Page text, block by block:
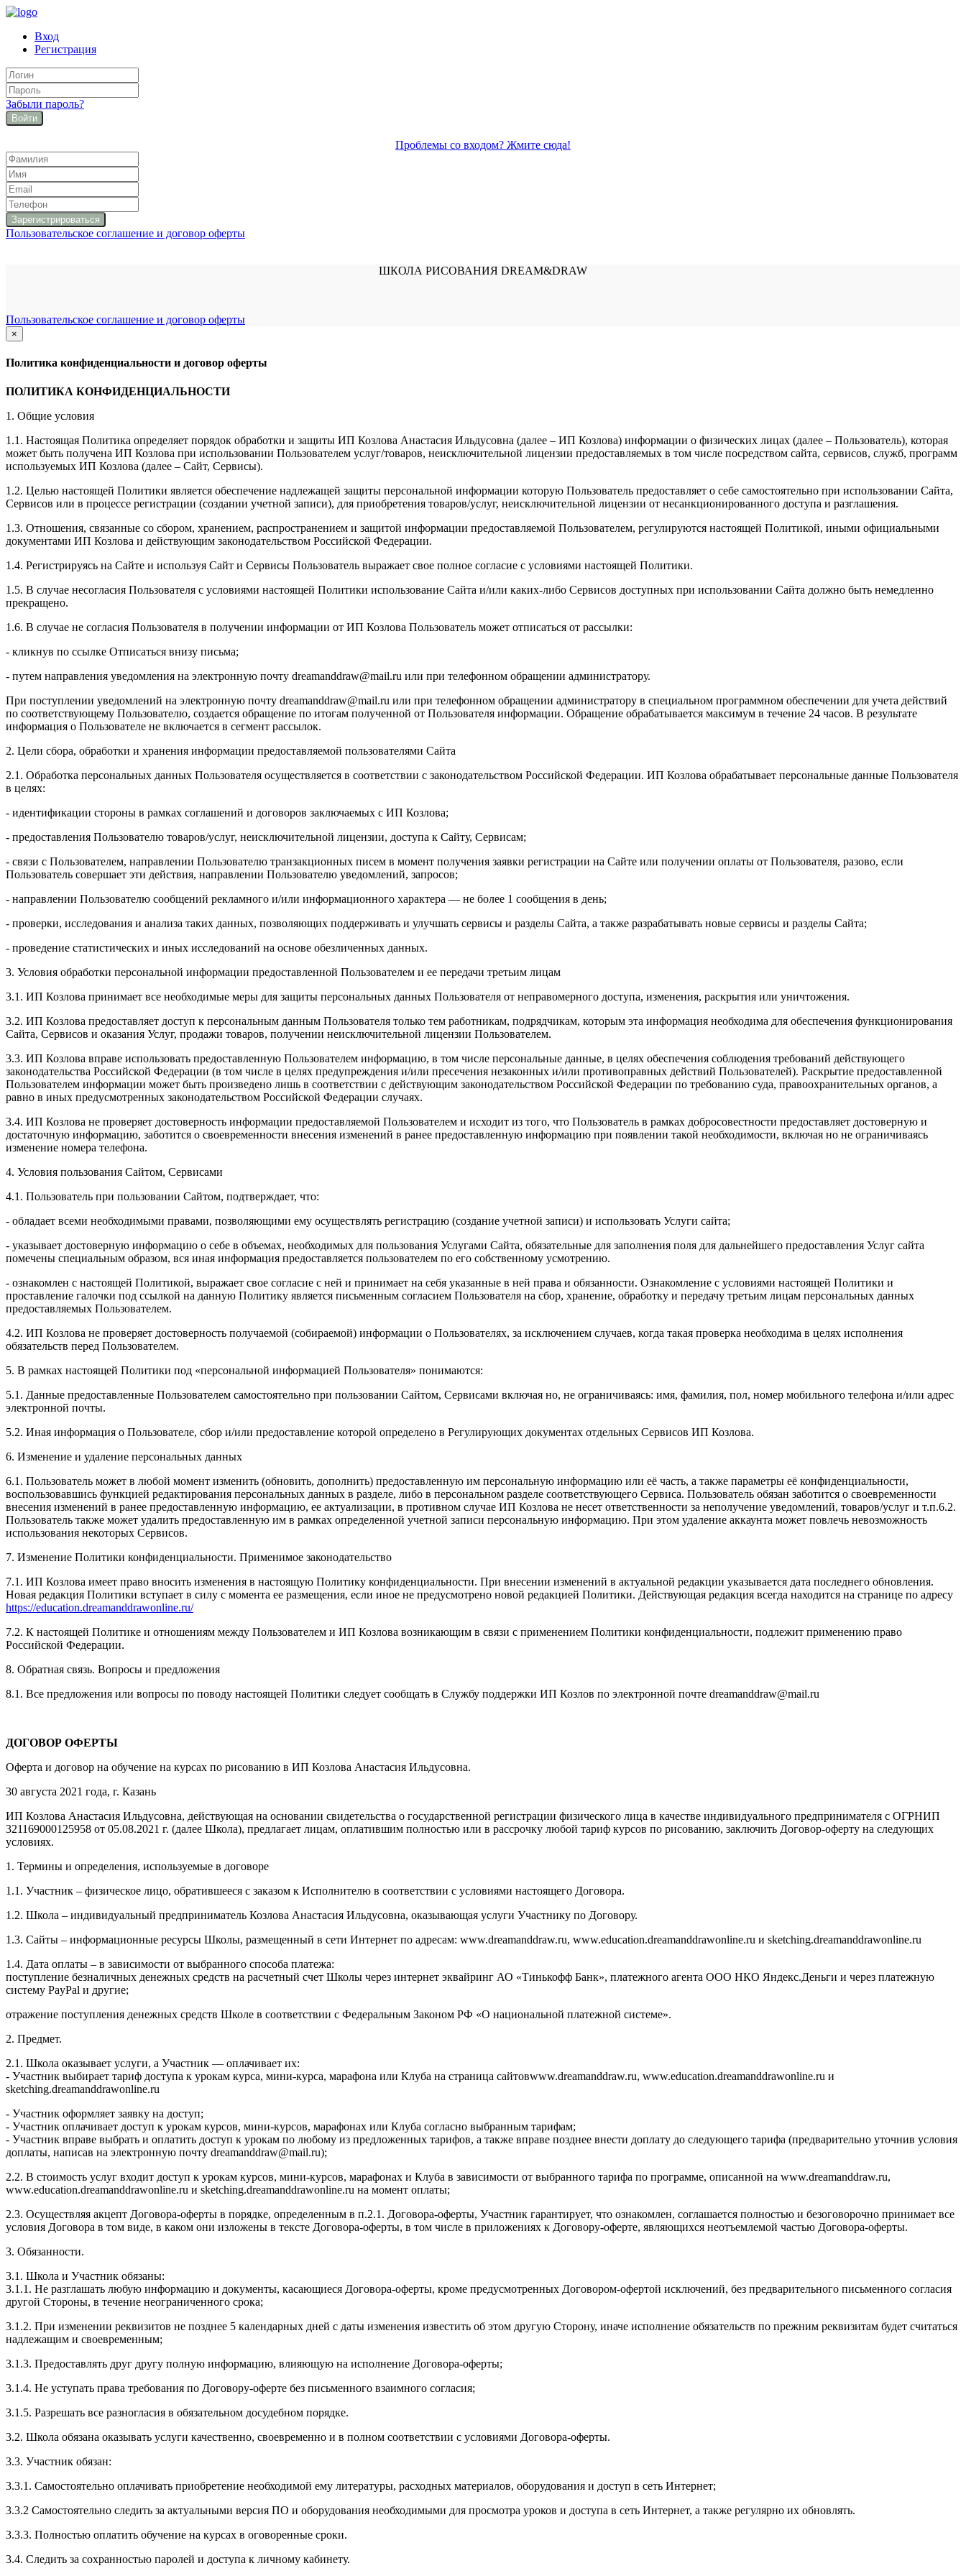
Вход
Регистрация
Забыли пароль?
Войти
Проблемы со входом? Жмите сюда!
Пользовательское соглашение и договор оферты
ШКОЛА РИСОВАНИЯ DREAM&DRAW
Пользовательское соглашение и договор оферты
×
закрыть
Политика конфиденциальности и договор оферты
ПОЛИТИКА КОНФИДЕНЦИАЛЬНОСТИ
1. Общие условия
1.1. Настоящая Политика определяет порядок обработки и защиты ИП Козлова Анастасия Ильдусовна (далее – ИП Козлова) информации о физических лицах (далее – Пользователь), которая
может быть получена ИП Козлова при использовании Пользователем услуг/товаров, неисключительной лицензии предоставляемых в том числе посредством сайта, сервисов, служб, программ
используемых ИП Козлова (далее – Сайт, Сервисы).
1.2. Целью настоящей Политики является обеспечение надлежащей защиты персональной информации которую Пользователь предоставляет о себе самостоятельно при использовании Сайта,
Сервисов или в процессе регистрации (создании учетной записи), для приобретения товаров/услуг, неисключительной лицензии от несанкционированного доступа и разглашения.
1.3. Отношения, связанные со сбором, хранением, распространением и защитой информации предоставляемой Пользователем, регулируются настоящей Политикой, иными официальными
документами ИП Козловa и действующим законодательством Российской Федерации.
1.4. Регистрируясь на Сайте и используя Сайт и Сервисы Пользователь выражает свое полное согласие с условиями настоящей Политики.
1.5. В случае несогласия Пользователя с условиями настоящей Политики использование Сайта и/или каких-либо Сервисов доступных при использовании Сайта должно быть немедленно
прекращено.
1.6. В случае не согласия Пользователя в получении информации от ИП Козлова Пользователь может отписаться от рассылки:
- кликнув по ссылке Отписаться внизу письма;
- путем направления уведомления на электронную почту dreamanddraw@mail.ru или при телефонном обращении администратору.
При поступлении уведомлений на электронную почту dreamanddraw@mail.ru или при телефонном обращении администратору в специальном программном обеспечении для учета действий
по соответствующему Пользователю, создается обращение по итогам полученной от Пользователя информации. Обращение обрабатывается максимум в течение 24 часов. В результате
информация о Пользователе не включается в сегмент рассылок.
2. Цели сбора, обработки и хранения информации предоставляемой пользователями Сайта
2.1. Обработка персональных данных Пользователя осуществляется в соответствии с законодательством Российской Федерации. ИП Козловa обрабатывает персональные данные Пользователя
в целях:
- идентификации стороны в рамках соглашений и договоров заключаемых с ИП Козлова;
- предоставления Пользователю товаров/услуг, неисключительной лицензии, доступа к Сайту, Сервисам;
- связи с Пользователем, направлении Пользователю транзакционных писем в момент получения заявки регистрации на Сайте или получении оплаты от Пользователя, разово, если
Пользователь совершает эти действия, направлении Пользователю уведомлений, запросов;
- направлении Пользователю сообщений рекламного и/или информационного характера — не более 1 сообщения в день;
- проверки, исследования и анализа таких данных, позволяющих поддерживать и улучшать сервисы и разделы Сайта, а также разрабатывать новые сервисы и разделы Сайта;
- проведение статистических и иных исследований на основе обезличенных данных.
3. Условия обработки персональной информации предоставленной Пользователем и ее передачи третьим лицам
3.1. ИП Козлова принимает все необходимые меры для защиты персональных данных Пользователя от неправомерного доступа, изменения, раскрытия или уничтожения.
3.2. ИП Козлова предоставляет доступ к персональным данным Пользователя только тем работникам, подрядчикам, которым эта информация необходима для обеспечения функционирования
Сайта, Сервисов и оказания Услуг, продажи товаров, получении неисключительной лицензии Пользователем.
3.3. ИП Козлова вправе использовать предоставленную Пользователем информацию, в том числе персональные данные, в целях обеспечения соблюдения требований действующего
законодательства Российской Федерации (в том числе в целях предупреждения и/или пресечения незаконных и/или противоправных действий Пользователей). Раскрытие предоставленной
Пользователем информации может быть произведено лишь в соответствии с действующим законодательством Российской Федерации по требованию суда, правоохранительных органов, а
равно в иных предусмотренных законодательством Российской Федерации случаях.
3.4. ИП Козлова не проверяет достоверность информации предоставляемой Пользователем и исходит из того, что Пользователь в рамках добросовестности предоставляет достоверную и
достаточную информацию, заботится о своевременности внесения изменений в ранее предоставленную информацию при появлении такой необходимости, включая но не ограничиваясь
изменение номера телефона.
4. Условия пользования Сайтом, Сервисами
4.1. Пользователь при пользовании Сайтом, подтверждает, что:
- обладает всеми необходимыми правами, позволяющими ему осуществлять регистрацию (создание учетной записи) и использовать Услуги сайта;
- указывает достоверную информацию о себе в объемах, необходимых для пользования Услугами Сайта, обязательные для заполнения поля для дальнейшего предоставления Услуг сайта
помечены специальным образом, вся иная информация предоставляется пользователем по его собственному усмотрению.
- ознакомлен с настоящей Политикой, выражает свое согласие с ней и принимает на себя указанные в ней права и обязанности. Ознакомление с условиями настоящей Политики и
проставление галочки под ссылкой на данную Политику является письменным согласием Пользователя на сбор, хранение, обработку и передачу третьим лицам персональных данных
предоставляемых Пользователем.
4.2. ИП Козлова не проверяет достоверность получаемой (собираемой) информации о Пользователях, за исключением случаев, когда такая проверка необходима в целях исполнения
обязательств перед Пользователем.
5. В рамках настоящей Политики под «персональной информацией Пользователя» понимаются:
5.1. Данные предоставленные Пользователем самостоятельно при пользовании Сайтом, Сервисами включая но, не ограничиваясь: имя, фамилия, пол, номер мобильного телефона и/или адрес
электронной почты.
5.2. Иная информация о Пользователе, сбор и/или предоставление которой определено в Регулирующих документах отдельных Сервисов ИП Козлова.
6. Изменение и удаление персональных данных
6.1. Пользователь может в любой момент изменить (обновить, дополнить) предоставленную им персональную информацию или её часть, а также параметры её конфиденциальности,
воспользовавшись функцией редактирования персональных данных в разделе, либо в персональном разделе соответствующего Сервиса. Пользователь обязан заботится о своевременности
внесения изменений в ранее предоставленную информацию, ее актуализации, в противном случае ИП Козлова не несет ответственности за неполучение уведомлений, товаров/услуг и т.п.6.2.
Пользователь также может удалить предоставленную им в рамках определенной учетной записи персональную информацию. При этом удаление аккаунта может повлечь невозможность
использования некоторых Сервисов.
7. Изменение Политики конфиденциальности. Применимое законодательство
7.1. ИП Козлова имеет право вносить изменения в настоящую Политику конфиденциальности. При внесении изменений в актуальной редакции указывается дата последнего обновления.
Новая редакция Политики вступает в силу с момента ее размещения, если иное не предусмотрено новой редакцией Политики. Действующая редакция всегда находится на странице по адресу
https://education.dreamanddrawonline.ru/
7.2. К настоящей Политике и отношениям между Пользователем и ИП Козлова возникающим в связи с применением Политики конфиденциальности, подлежит применению право
Российской Федерации.
8. Обратная связь. Вопросы и предложения
8.1. Все предложения или вопросы по поводу настоящей Политики следует сообщать в Службу поддержки ИП Козлов по электронной почте dreamanddraw@mail.ru
ДОГОВОР ОФЕРТЫ
Оферта и договор на обучение на курсах по рисованию в ИП Козлова Анастасия Ильдусовна.
30 августа 2021 года, г. Казань
ИП Козлова Анастасия Ильдусовна, действующая на основании свидетельства о государственной регистрации физического лица в качестве индивидуального предпринимателя с ОГРНИП
321169000125958 от 05.08.2021 г. (далее Школа), предлагает лицам, оплатившим полностью или в рассрочку любой тариф курсов по рисованию, заключить Договор-оферту на следующих
условиях.
1. Термины и определения, используемые в договоре
1.1. Участник – физическое лицо, обратившееся с заказом к Исполнителю в соответствии с условиями настоящего Договора.
1.2. Школа – индивидуальный предприниматель Козлова Анастасия Ильдусовна, оказывающая услуги Участнику по Договору.
1.3. Сайты – информационные ресурсы Школы, размещенный в сети Интернет по адресам: www.dreamanddraw.ru, www.education.dreamanddrawonline.ru и sketching.dreamanddrawonline.ru
1.4. Дата оплаты – в зависимости от выбранного способа платежа:
поступление безналичных денежных средств на расчетный счет Школы через интернет эквайринг АО «Тинькофф Банк», платежного агента ООО НКО Яндекс.Деньги и через платежную
систему PayPal и другие;
отражение поступления денежных средств Школе в соответствии с Федеральным Законом РФ «О национальной платежной системе».
2. Предмет.
2.1. Школа оказывает услуги, а Участник — оплачивает их:
- Участник выбирает тариф доступа к урокам курса, мини-курса, марафона или Клуба на страница сайтовwww.dreamanddraw.ru, www.education.dreamanddrawonline.ru и
sketching.dreamanddrawonline.ru
- Участник оформляет заявку на доступ;
- Участник оплачивает доступ к урокам курсов, мини-курсов, марафонах или Клуба согласно выбранным тарифам;
- Участник вправе выбрать и оплатить доступ к урокам по любому из предложенных тарифов, а также вправе позднее внести доплату до следующего тарифа (предварительно уточнив условия
доплаты, написав на электронную почту dreamanddraw@mail.ru);
2.2. В стоимость услуг входит доступ к урокам курсов, мини-курсов, марафонах и Клуба в зависимости от выбранного тарифа по программе, описанной на www.dreamanddraw.ru,
www.education.dreamanddrawonline.ru и sketching.dreamanddrawonline.ru на момент оплаты;
2.3. Осуществляя акцепт Договора-оферты в порядке, определенным в п.2.1. Договора-оферты, Участник гарантирует, что ознакомлен, соглашается полностью и безоговорочно принимает все
условия Договора в том виде, в каком они изложены в тексте Договора-оферты, в том числе в приложениях к Договору-оферте, являющихся неотъемлемой частью Договора-оферты.
3. Обязанности.
3.1. Школа и Участник обязаны:
3.1.1. Не разглашать любую информацию и документы, касающиеся Договора-оферты, кроме предусмотренных Договором-офертой исключений, без предварительного письменного согласия
другой Стороны, в течение неограниченного срока;
3.1.2. При изменении реквизитов не позднее 5 календарных дней с даты изменения известить об этом другую Сторону, иначе исполнение обязательств по прежним реквизитам будет считаться
надлежащим и своевременным;
3.1.3. Предоставлять друг другу полную информацию, влияющую на исполнение Договора-оферты;
3.1.4. Не уступать права требования по Договору-оферте без письменного взаимного согласия;
3.1.5. Разрешать все разногласия в обязательном досудебном порядке.
3.2. Школа обязана оказывать услуги качественно, своевременно и в полном соответствии с условиями Договора-оферты.
3.3. Участник обязан:
3.3.1. Cамостоятельно оплачивать приобретение необходимой ему литературы, расходных материалов, оборудования и доступ в сеть Интернет;
3.3.2 Самостоятельно следить за актуальными версия ПО и оборудования необходимыми для просмотра уроков и доступа в сеть Интернет, а также регулярно их обновлять.
3.3.3. Полностью оплатить обучение на курсах в оговоренные сроки.
3.4. Следить за сохранностью паролей и доступа к личному кабинету.